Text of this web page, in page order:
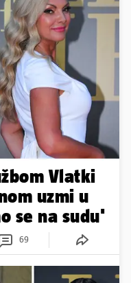
Vlatki
uzmi u
se na sudu'
69